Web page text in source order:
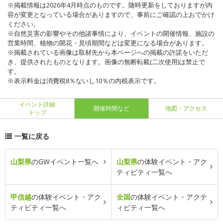
※掲載情報は2026年4月時点のものです。随時更新をしておりますが内
容が変更となっている場合がありますので、事前にご確認の上おでかけ
ください。
※自然災害の影響やその他諸事情により、イベントの開催情報、施設の
営業時間、植物の開花・見頃期間などは変更になる場合があります。
※掲載されている画像は取材先から本ページへの掲載の許諾をいただ
き、提供されたものとなります。画像の無断転載(二次使用)は禁止で
す。
※表示料金は消費税8％ないし10％の内税表示です。
イベント詳細
トップ
開催時間など 地図・アクセス
一覧に戻る
山梨県のGWイベント一覧へ 山梨県の体験イベント・アク
ティビティ一覧へ
甲信越の体験イベント・アク
ティビティ一覧へ
全国の体験イベント・アクテ
ィビティ一覧へ